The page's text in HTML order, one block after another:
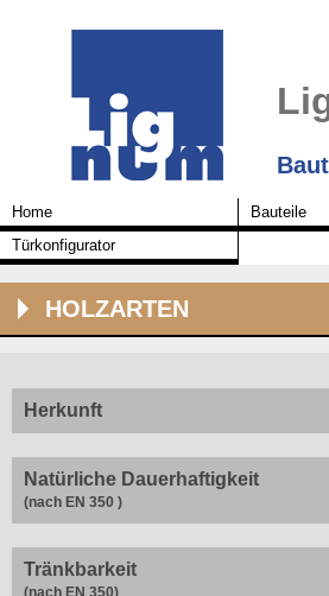
Home Bauteile
Türkonfigurator
HOLZARTEN
Herkunft
Natürliche Dauerhaftigkeit
(nach EN 350 )
Tränkbarkeit
(nach EN 350)